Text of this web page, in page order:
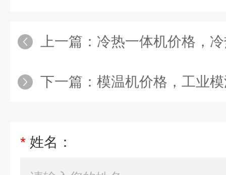
上一篇： 冷热一体机价格，
下一篇： 模温机价格，工业
* 姓名：